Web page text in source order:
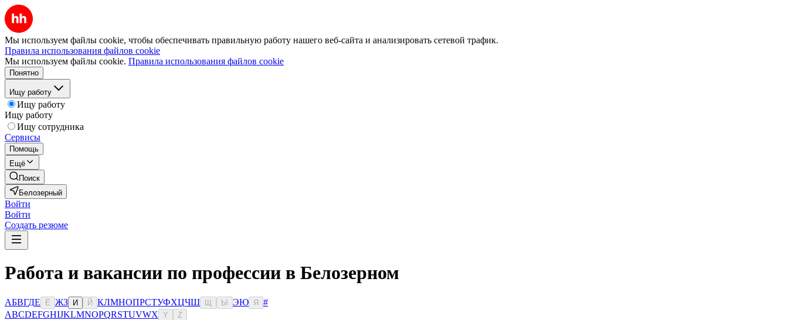
Мы используем файлы cookie, чтобы обеспечивать правильную работу нашего веб-сайта и анализировать сетевой трафик.
Правила использования файлов cookie
Мы используем файлы cookie. Правила использования файлов cookie
Понятно
Ищу работу
Ищу работу
Ищу работу
Ищу сотрудника
Сервисы
Помощь
Ещё
Поиск
Белозерный
Войти
Войти
Создать резюме
Работа и вакансии по профессии в Белозерном
АБВГДЕ Ё ЖЗ И Й КЛМНОПРСТУФХЦЧШ Ы ЭЮ Я
#
ABCDEFGHIJKLMNOPQRSTUVWX Y Z